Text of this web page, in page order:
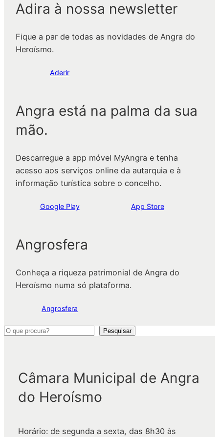
Adira à nossa newsletter
Fique a par de todas as novidades de Angra do
Heroísmo.
Aderir
Angra está na palma da sua
mão.
Descarregue a app móvel MyAngra e tenha
acesso aos serviços online da autarquia e à
informação turística sobre o concelho.
Google Play App Store
Angrosfera
Conheça a riqueza patrimonial de Angra do
Heroísmo numa só plataforma.
Angrosfera
P
Pesquisar
Câmara Municipal de Angra
do Heroísmo
Horário: de segunda a sexta, das 8h30 às